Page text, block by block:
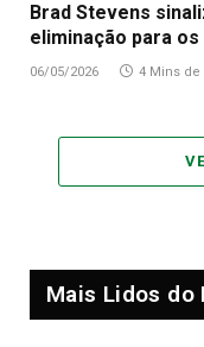
Brad Stevens
eliminação para os
06/05/2026 4 Mins de
Mais Lidos do